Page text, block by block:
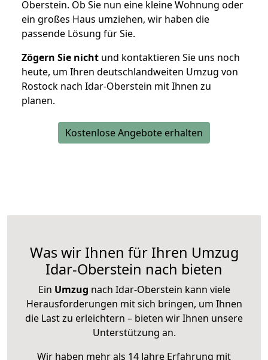
Oberstein. Ob Sie nun eine kleine Wohnung oder
ein großes Haus umziehen, wir haben die
passende Lösung für Sie.
Zögern Sie nicht und kontaktieren Sie uns noch
heute, um Ihren deutschlandweiten Umzug von
Rostock nach Idar-Oberstein mit Ihnen zu
planen.
Kostenlose Angebote erhalten
Was wir Ihnen für Ihren Umzug
Idar-Oberstein nach bieten
Ein Umzug nach Idar-Oberstein kann viele
Herausforderungen mit sich bringen, um Ihnen
die Last zu erleichtern – bieten wir Ihnen unsere
Unterstützung an.
Wir haben mehr als 14 Jahre Erfahrung mit